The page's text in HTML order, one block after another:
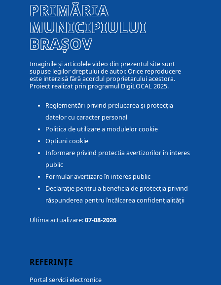
PRIMĂRIA
MUNICIPIULUI
BRAȘOV
Imaginile și articolele video din prezentul site sunt
supuse legilor dreptului de autor. Orice reproducere
este interzisă fără acordul proprietarului acestora.
Proiect realizat prin programul DigiLOCAL 2025.
Reglementări privind prelucarea și protecția
datelor cu caracter personal
Politica de utilizare a modulelor cookie
Optiuni cookie
Informare privind protectia avertizorilor în interes
public
Formular avertizare în interes public
Declarație pentru a beneficia de protecția privind
răspunderea pentru încălcarea confidențialității
Ultima actualizare:07-08-2026
REFERINȚE
Portal servicii electronice